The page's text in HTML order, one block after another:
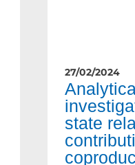
27/02/2024
state